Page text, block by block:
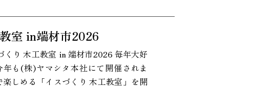
室 in端材市2026
くり 木工教室 in 端材市2026 毎年大好
も(株)ヤマシタ本社にて開催されま
しめる「イスづくり 木工教室」を開